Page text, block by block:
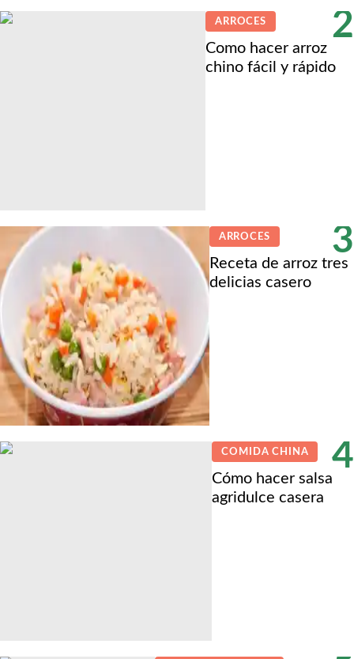
2
ARROCES
Como hacer arroz
chino fácil y rápido
3
ARROCES
Receta de arroz tres
delicias casero
4
COMIDA CHINA
Cómo hacer salsa
agridulce casera